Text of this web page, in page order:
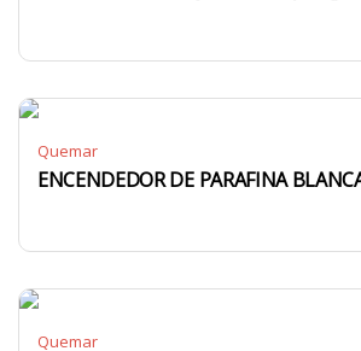
Quemar
ENCENDEDOR DE PARAFINA
Quemar